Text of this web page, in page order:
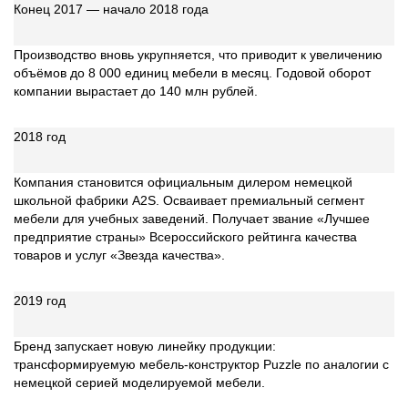
Конец 2017 — начало 2018 года
Производство вновь укрупняется, что приводит к увеличению
объёмов до 8 000 единиц мебели в месяц. Годовой оборот
компании вырастает до 140 млн рублей.
2018 год
Компания становится официальным дилером немецкой
школьной фабрики А2S. Осваивает премиальный сегмент
мебели для учебных заведений. Получает звание «Лучшее
предприятие страны» Всероссийского рейтинга качества
товаров и услуг «Звезда качества».
2019 год
Бренд запускает новую линейку продукции:
трансформируемую мебель-конструктор Puzzle по аналогии с
немецкой серией моделируемой мебели.